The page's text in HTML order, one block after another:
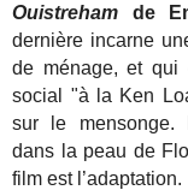
Ouistreham de
dernière incarne
de ménage, et qui
social "à la Ken
sur le mensonge.
dans la peau de
film est l’adaptation.